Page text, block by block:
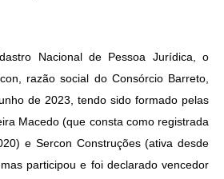
Nacional de Pessoa Jurídica, o
razão social do Consórcio Barreto,
de 2023, tendo sido formado pelas
Macedo (que consta como registrada
e Sercon Construções (ativa desde
participou e foi declarado vencedor